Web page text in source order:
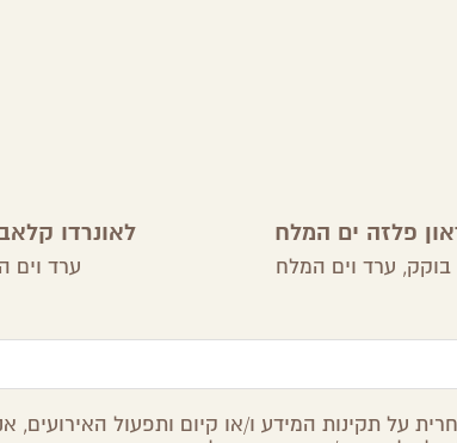
פלזה ים המלח
בוקק, ערד וים המלח
לאונרדו
ערד וים
על תקינות המידע ו/או קיום ותפעול האירועים,